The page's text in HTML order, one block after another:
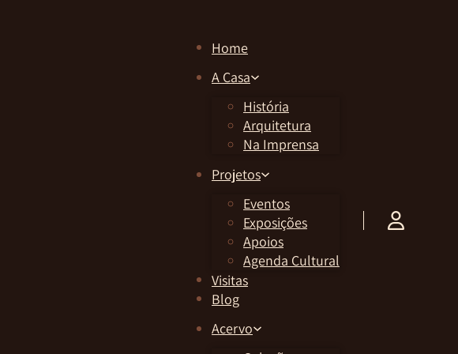
Home
A Casa
História
Arquitetura
Na Imprensa
Projetos
Eventos
Exposições
Apoios
Agenda Cultural
Visitas
Blog
Acervo